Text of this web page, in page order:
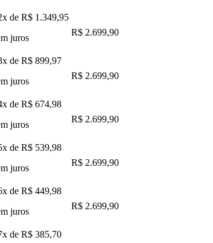
de R$ 1.349,95
juros
R$ 2.699,90
de R$ 899,97
juros
R$ 2.699,90
de R$ 674,98
juros
R$ 2.699,90
de R$ 539,98
juros
R$ 2.699,90
de R$ 449,98
juros
R$ 2.699,90
de R$ 385,70